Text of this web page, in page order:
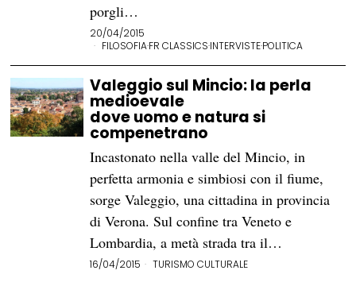
porgli…
20/04/2015
FILOSOFIA·FR CLASSICS·INTERVISTE·POLITICA
Valeggio sul Mincio: la perla
medioevale
dove uomo e natura si
compenetrano
Incastonato nella valle del Mincio, in
perfetta armonia e simbiosi con il fiume,
sorge Valeggio, una cittadina in provincia
di Verona. Sul confine tra Veneto e
Lombardia, a metà strada tra il…
16/04/2015 TURISMO CULTURALE